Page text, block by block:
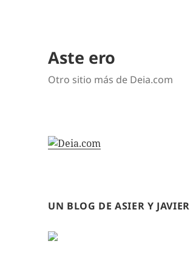
Aste ero
Otro sitio más de Deia.com
UN BLOG DE ASIER Y JAVIER